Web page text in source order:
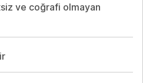
ve coğrafi olmayan